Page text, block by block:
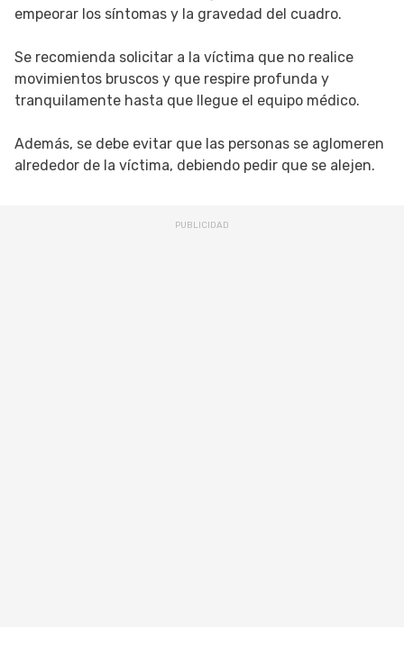
empeorar los síntomas y la gravedad del cuadro.
Se recomienda solicitar a la víctima que no realice
movimientos bruscos y que respire profunda y
tranquilamente hasta que llegue el equipo médico.
Además, se debe evitar que las personas se aglomeren
alrededor de la víctima, debiendo pedir que se alejen.